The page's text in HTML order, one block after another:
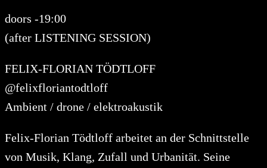
doors -19:00
(after LISTENING SESSION)
FELIX-FLORIAN TÖDTLOFF
@felixfloriantodtloff
Ambient / drone / elektroakustik
Felix-Florian Tödtloff arbeitet an der Schnittstelle
von Musik, Klang, Zufall und Urbanität. Seine